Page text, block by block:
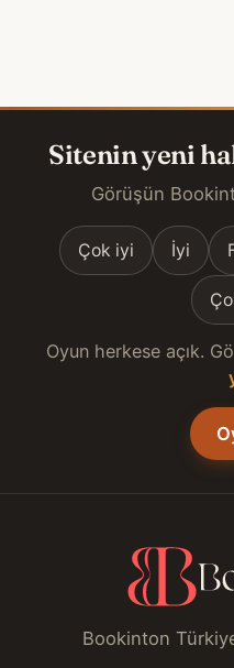
Sitenin yeni
Görüşün
Çok iyi İyi
Oyun herkese açık.
Bookinton